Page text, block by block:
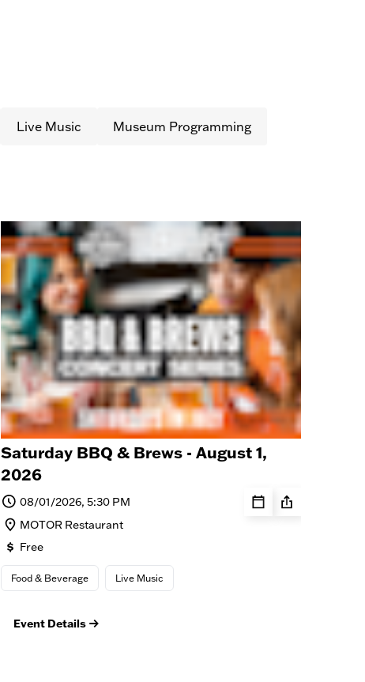
Live Music Museum Programming
Saturday BBQ & Brews - August 1,
2026
08/01/2026, 5:30 PM
MOTOR Restaurant
Free
Food & Beverage Live Music
Event Details